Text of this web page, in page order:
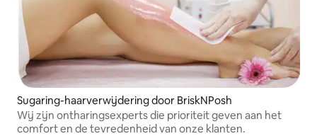
Sugaring-haarverwijdering door BriskNPosh
Wij zijn ontharingsexperts die prioriteit geven aan het
comfort en de tevredenheid van onze klanten.